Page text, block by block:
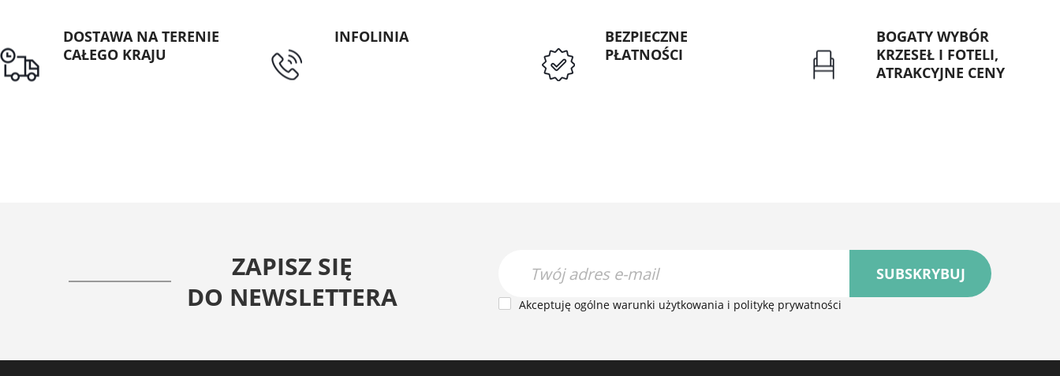
DOSTAWA NA TERENIE
CAŁEGO KRAJU
INFOLINIA
BEZPIECZNE
PŁATNOŚCI
BOGATY WYBÓR
KRZESEŁ I FOTELI,
ATRAKCYJNE CENY
ZAPISZ SIĘ
DO NEWSLETTERA
SUBSKRYBUJ
Akceptuję ogólne warunki użytkowania i politykę prywatności